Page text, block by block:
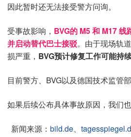
因此暂时还无法接受警方问询。
受事故影响， BVG的 M5 和 M17 线
并启动替代巴士接驳。由于现场轨
损严重， BVG预计修复工作可能持
目前警方、BVG以及德国技术监管
如果后续公布具体事故原因，我们
新闻来源： bild.de、